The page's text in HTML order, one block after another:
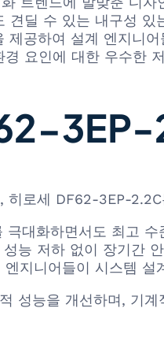
견딜 수 있는 내구성
제공하여 설계 엔지니
요인에 대한 우수한
로세 DF62-3EP-
극대화하면서도 최고
능 저하 없이 장기간
지니어들이 시스템
성능을 개선하며, 기